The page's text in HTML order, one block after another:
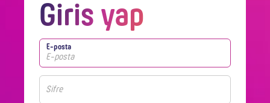
Giris yap
E-posta